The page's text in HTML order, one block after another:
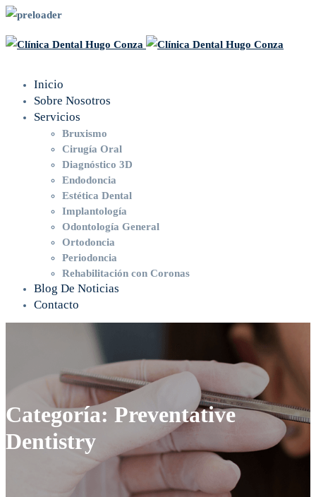
Inicio
Sobre Nosotros
Servicios
Bruxismo
Cirugía Oral
Diagnóstico 3D
Endodoncia
Estética Dental
Implantología
Odontología General
Ortodoncia
Periodoncia
Rehabilitación con Coronas
Blog De Noticias
Contacto
Categoría: Preventative
Dentistry